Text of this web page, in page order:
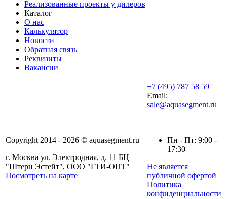
Реализованные проекты у дилеров
Каталог
О нас
Калькулятор
Новости
Обратная связь
Реквизиты
Вакансии
Copyright 2014 - 2026 © aquasegment.ru
г. Москва ул. Электродная, д. 11 БЦ
"Штерн Эстейт", ООО "ГТИ-ОПТ"
Посмотреть на карте
+7 (495) 787 58 59
Email:
sale@aquasegment.ru
Пн - Пт: 9:00 -
17:30
Не является
публичной офертой
Политика
конфиденциальности